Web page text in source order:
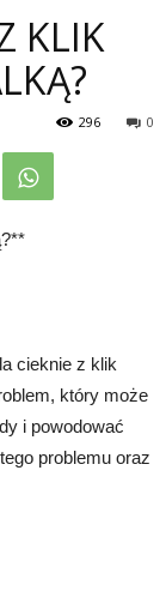
KLIK
0
296
cieknie z klik
który może
i powodować
problemu oraz